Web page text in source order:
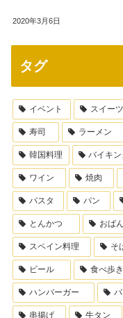
2020年3月6日
タグ
イベント スイーツ
寿司 ラーメン
韓国料理 バイキ
ワイン 焼肉
パスタ パン
とんかつ おば
スペイン料理 そ
ビール 食べ歩き
ハンバーガー
串揚げ 牛タン